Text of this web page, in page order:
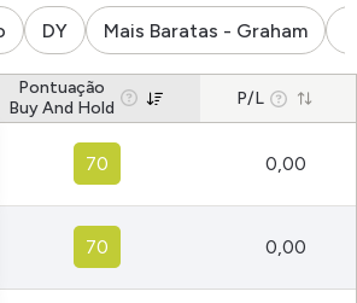
DY Mais Baratas - Graham
Pontuação
Buy And Hold
P/L
70 0,00
70 0,00